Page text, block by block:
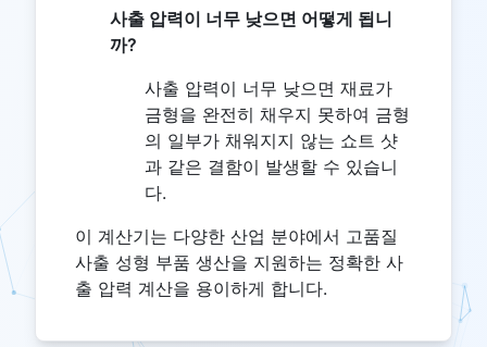
사출 압력이 너무 낮으면 어떻게 됩니
까?
사출 압력이 너무 낮으면 재료가
금형을 완전히 채우지 못하여 금형
의 일부가 채워지지 않는 쇼트 샷
과 같은 결함이 발생할 수 있습니
다.
이 계산기는 다양한 산업 분야에서 고품질
사출 성형 부품 생산을 지원하는 정확한 사
출 압력 계산을 용이하게 합니다.